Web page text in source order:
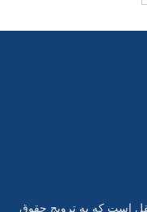
است که به ترویج حقوق